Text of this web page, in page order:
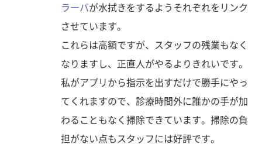
ラーバが水拭きをするようそれぞれをリンク
させています。
これらは高額ですが、スタッフの残業もなく
なりますし、正直人がやるよりきれいです。
私がアプリから指示を出すだけで勝手にやっ
てくれますので、診療時間外に誰かの手が加
わることもなく掃除できています。掃除の負
担がない点もスタッフには好評です。